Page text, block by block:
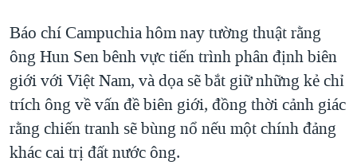
BÊN KIA QUỐC LỘ: TIẾNG VỌNG TỪ NÔNG THÔN MỸ
QUAN HỆ VIỆT MỸ
Báo chí Campuchia hôm nay tường thuật rằng
ông Hun Sen bênh vực tiến trình phân định biên
giới với Việt Nam, và dọa sẽ bắt giữ những kẻ chỉ
trích ông về vấn đề biên giới, đồng thời cảnh giác
rằng chiến tranh sẽ bùng nổ nếu một chính đảng
khác cai trị đất nước ông.